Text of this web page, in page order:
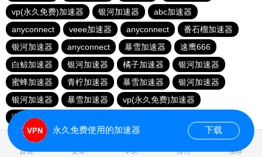
vp(永久免费)加速器
银河加速器
abc加速器
anyconnect
veee加速器 anyconnect
番石榴加速器
银河加速器
anyconnect 暴雪加速器
速鹰666
白鲸加速器
银河加速器 橘子加速器
银河加速器
蜜蜂加速器
青柠加速器 暴雪加速器
银河加速器
银河加速器
暴雪加速器
vp(永久免费)加速器
海外梯子官网
首页 安卓 苹果 排行 推荐
永久免费使用的加速器 下载
0.041488s